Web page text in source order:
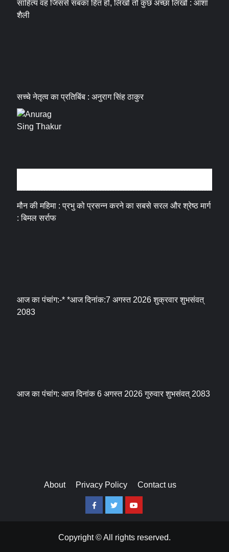
साहित्य वह जिससे सबका हित हो, लिखो तो कुछ अच्छा लिखो : आशा
शैली
सच्चे नेतृत्व का प्रतिबिंब : अनुराग सिंह ठाकुर
मौन की महिमा : प्रभु को प्रसन्न करने का सबसे सरल और श्रेष्ठ मार्ग
: बिमल सर्राफ
आज का पंचांग:-* *आज दिनांक:7 अगस्त 2026 शुक्रवार शुभसंवत्
2083
आज का पंचांग: आज दिनांक 6 अगस्त 2026 गुरुवार शुभसंवत् 2083
About Privacy Policy Contact us
FacebookTwitterYoutube
Copyright © All rights reserved.